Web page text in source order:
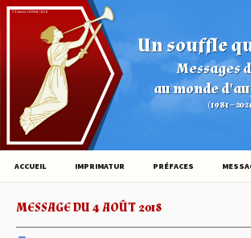
Un souffle
Messages
au monde
(1981 –
© Éditions HOVINE (2026)
ACCUEIL IMPRIMATUR PRÉFACES
MESSAGE DU 4 AOÛT 2018